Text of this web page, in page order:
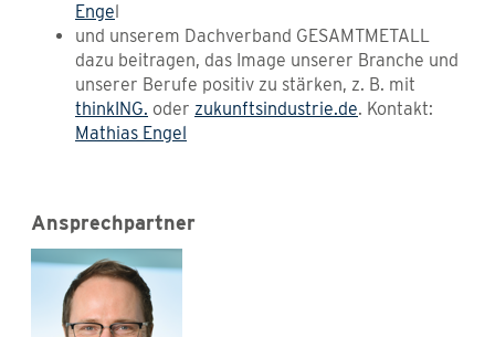
Engel
und unserem Dachverband GESAMTMETALL
dazu beitragen, das Image unserer Branche und
unserer Berufe positiv zu stärken, z. B. mit
thinkING. oder zukunftsindustrie.de. Kontakt:
Mathias Engel
Ansprechpartner